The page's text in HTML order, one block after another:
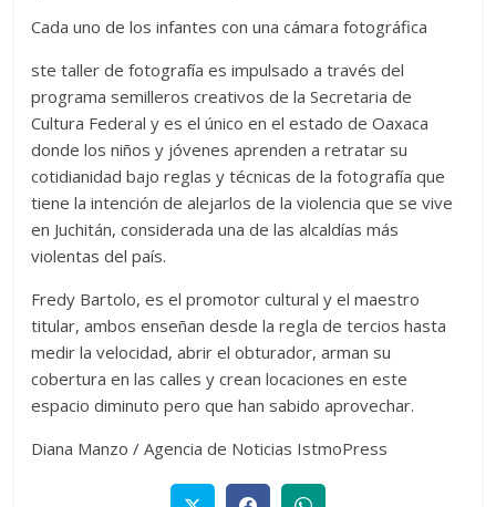
Cada uno de los infantes con una cámara fotográfica
ste taller de fotografía es impulsado a través del
programa semilleros creativos de la Secretaria de
Cultura Federal y es el único en el estado de Oaxaca
donde los niños y jóvenes aprenden a retratar su
cotidianidad bajo reglas y técnicas de la fotografía que
tiene la intención de alejarlos de la violencia que se vive
en Juchitán, considerada una de las alcaldías más
violentas del país.
Fredy Bartolo, es el promotor cultural y el maestro
titular, ambos enseñan desde la regla de tercios hasta
medir la velocidad, abrir el obturador, arman su
cobertura en las calles y crean locaciones en este
espacio diminuto pero que han sabido aprovechar.
Diana Manzo / Agencia de Noticias IstmoPress